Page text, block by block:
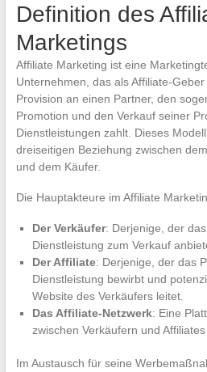
Definition des
Marketings
Affiliate Marketing ist eine
Unternehmen, das als Affiliate-
Provision an einen Partner, den
Promotion und den Verkauf seiner
Dienstleistungen zahlt. Dieses
dreiseitigen Beziehung zwischen
und dem Käufer.
Die Hauptakteure im Affiliate
Der Verkäufer: Derjenige, der
Dienstleistung zum Verkauf
Der Affiliate: Derjenige, der das
Dienstleistung bewirbt und
Website des Verkäufers leitet.
Das Affiliate-Netzwerk: Eine
zwischen Verkäufern und Affiliates
Im Austausch für seine